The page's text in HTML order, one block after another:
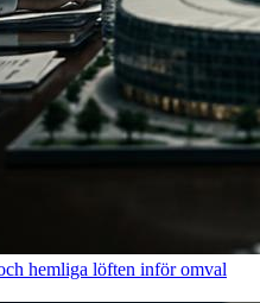
hemliga löften inför omval